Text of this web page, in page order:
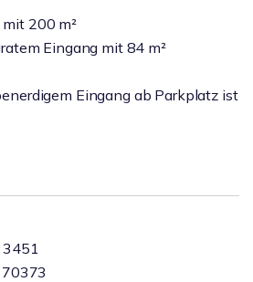
200 m²
Eingang mit 84 m²
Eingang ab Parkplatz ist
3451